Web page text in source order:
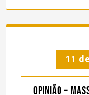
11
Opinião –